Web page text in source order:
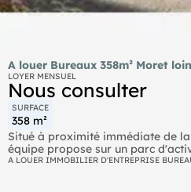
A louer Bureaux 358m² Moret
LOYER MENSUEL
Nous consulter
SURFACE
358 m²
Situé à proximité immédiate de
équipe propose sur un parc
Bus ZAE des Renardières (3438)
A LOUER IMMOBILIER D'ENTREPRISE